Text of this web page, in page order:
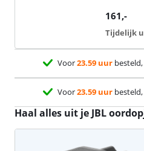
161,-
Tijdelijk
Voor23.59 uurbesteld,
Voor23.59 uurbesteld,
Haal alles uit je JBL